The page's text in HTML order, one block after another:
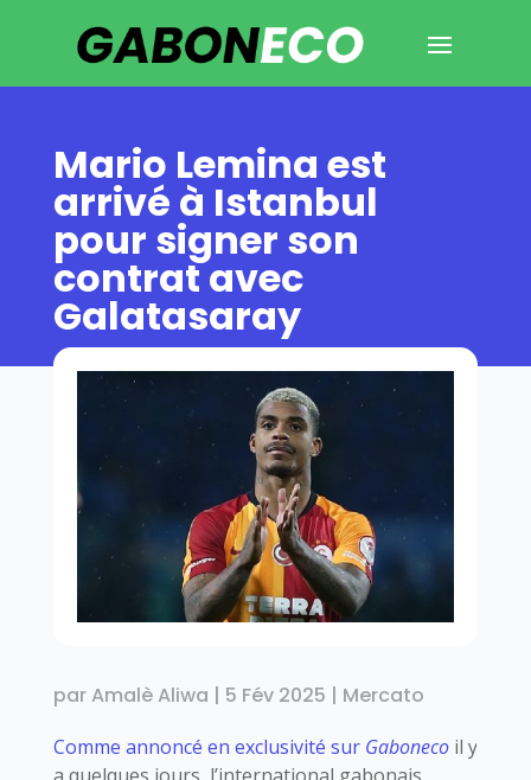
Mario Lemina est
arrivé à Istanbul
pour signer son
contrat avec
Galatasaray
parAmalè Aliwa | 5 Fév 2025 | Mercato
Comme annoncé en exclusivité sur Gabonecoil y